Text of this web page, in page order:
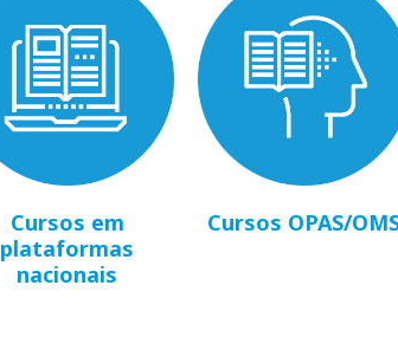
Cursos em
plataformas
nacionais
Cursos OPAS/